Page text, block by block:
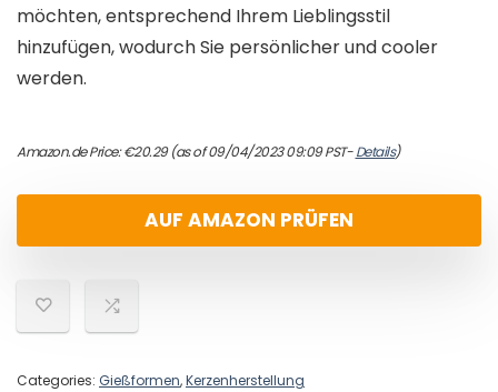
möchten, entsprechend Ihrem Lieblingsstil
hinzufügen, wodurch Sie persönlicher und cooler
werden.
Amazon.de Price:€20.29(as of 09/04/2023 09:09 PST-Details)
AUF AMAZON PRÜFEN
Categories: Gießformen,Kerzenherstellung